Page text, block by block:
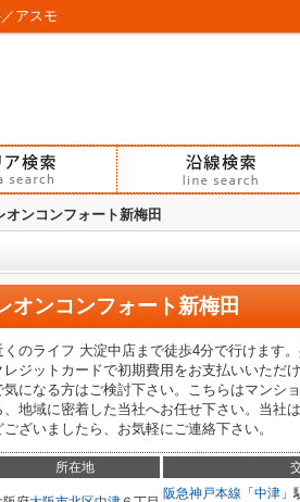
アスモ
オンコンフォート新梅田
オンコンフォート新梅田
くのライフ 大淀中店まで徒歩4分で行けます
レジットカードで初期費用をお支払いいただ
気になる方はご検討下さい。こちらはマンシ
、地域に密着した当社へお任せ下さい。当社
ございましたら、お気軽にご連絡下さい。
所在地
阪急神戸本線 「 中津 」